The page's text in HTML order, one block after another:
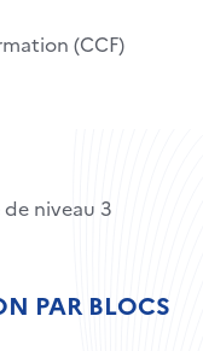
(CCF)
niveau 3
PAR BLOCS